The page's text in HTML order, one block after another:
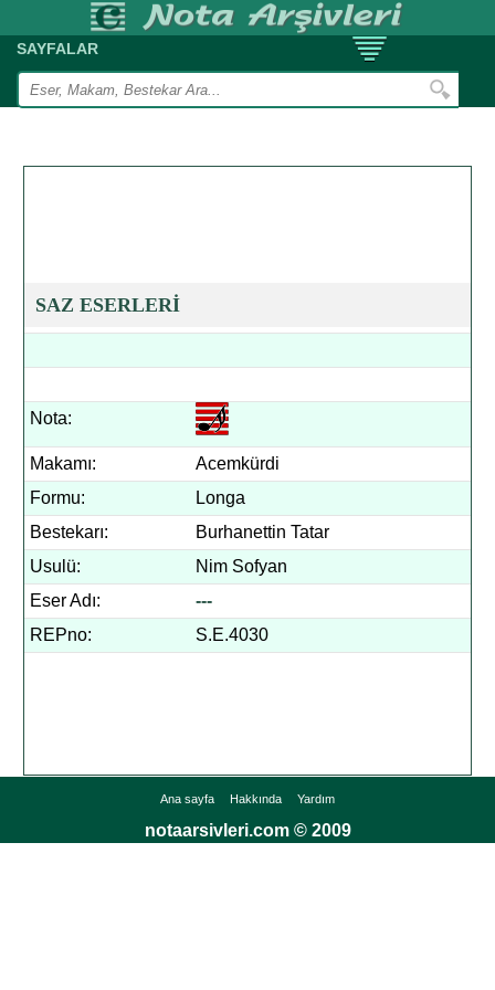
SAYFALAR
SAZ ESERLERİ
Nota:
Makamı:
Acemkürdi
Formu:
Longa
Bestekarı:
Burhanettin Tatar
Usulü:
Nim Sofyan
Eser Adı:
---
REPno:
S.E.4030
Ana sayfa Hakkında Yardım
notaarsivleri.com © 2009